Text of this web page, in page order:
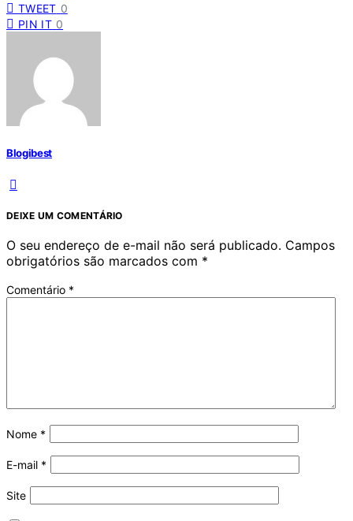
TWEET 0
PIN IT 0
Blogibest
DEIXE UM COMENTÁRIO
O seu endereço de e-mail não será publicado. Campos
obrigatórios são marcados com *
Comentário *
Nome *
E-mail *
Site